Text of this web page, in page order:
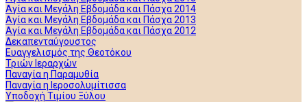
Αγία και Μεγάλη Εβδομάδα και Πάσχα 2014
Αγία και Μεγάλη Εβδομάδα και Πάσχα 2013
Αγία και Μεγάλη Εβδομάδα και Πάσχα 2012
Δεκαπενταύγουστος
Ευαγγελισμός της Θεοτόκου
Τριών Ιεραρχών
Παναγία η Παραμυθία
Παναγία η Ιεροσολυμίτισσα
Υποδοχή Τιμίου Ξύλου